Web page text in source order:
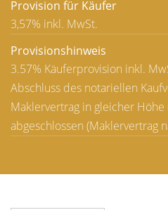
Provision für Käufer
3,57% inkl. MwSt.
Provisionshinweis
3.57% Käuferprovision inkl.
Abschluss des notariellen
Maklervertrag in gleicher
abgeschlossen (Maklervertrag